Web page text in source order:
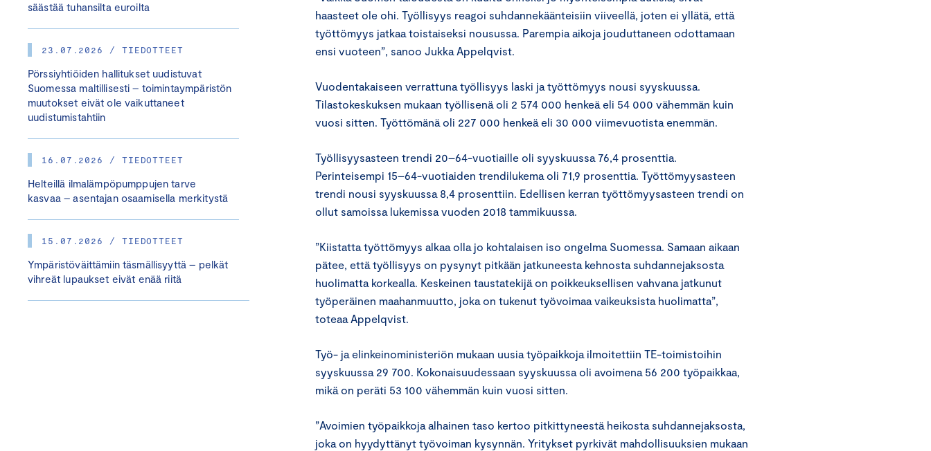
säästää tuhansilta euroilta
23.07.2026 / TIEDOTTEET
Pörssiyhtiöiden hallitukset uudistuvat
Suomessa maltillisesti – toimintaympäristön
muutokset eivät ole vaikuttaneet
uudistumistahtiin
16.07.2026 / TIEDOTTEET
Helteillä ilmalämpöpumppujen tarve
kasvaa – asentajan osaamisella merkitystä
15.07.2026 / TIEDOTTEET
Ympäristöväittämiin täsmällisyyttä – pelkät
vihreät lupaukset eivät enää riitä
haasteet ole ohi. Työllisyys reagoi suhdannekäänteisiin viiveellä, joten ei yllätä, että
työttömyys jatkaa toistaiseksi nousussa. Parempia aikoja jouduttaneen odottamaan
ensi vuoteen”, sanoo Jukka Appelqvist.
Vuodentakaiseen verrattuna työllisyys laski ja työttömyys nousi syyskuussa.
Tilastokeskuksen mukaan työllisenä oli 2 574 000 henkeä eli 54 000 vähemmän kuin
vuosi sitten. Työttömänä oli 227 000 henkeä eli 30 000 viimevuotista enemmän.
Työllisyysasteen trendi 20–64-vuotiaille oli syyskuussa 76,4 prosenttia.
Perinteisempi 15–64-vuotiaiden trendilukema oli 71,9 prosenttia. Työttömyysasteen
trendi nousi syyskuussa 8,4 prosenttiin. Edellisen kerran työttömyysasteen trendi on
ollut samoissa lukemissa vuoden 2018 tammikuussa.
”Kiistatta työttömyys alkaa olla jo kohtalaisen iso ongelma Suomessa. Samaan aikaan
pätee, että työllisyys on pysynyt pitkään jatkuneesta kehnosta suhdannejaksosta
huolimatta korkealla. Keskeinen taustatekijä on poikkeuksellisen vahvana jatkunut
työperäinen maahanmuutto, joka on tukenut työvoimaa vaikeuksista huolimatta”,
toteaa Appelqvist.
Työ- ja elinkeinoministeriön mukaan uusia työpaikkoja ilmoitettiin TE-toimistoihin
syyskuussa 29 700. Kokonaisuudessaan syyskuussa oli avoimena 56 200 työpaikkaa,
mikä on peräti 53 100 vähemmän kuin vuosi sitten.
”Avoimien työpaikkoja alhainen taso kertoo pitkittyneestä heikosta suhdannejaksosta,
joka on hyydyttänyt työvoiman kysynnän. Yritykset pyrkivät mahdollisuuksien mukaan